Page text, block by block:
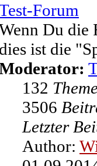
Forum
Du die
dies ist die
132
3506
Letzter
Author: